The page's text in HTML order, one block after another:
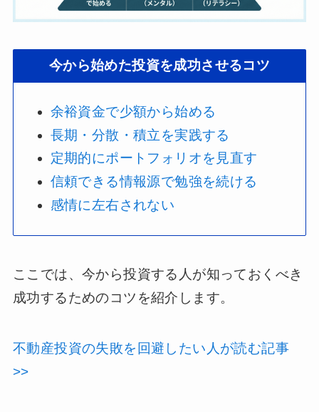
今から始めた投資を成功させるコツ
余裕資金で少額から始める
長期・分散・積立を実践する
定期的にポートフォリオを見直す
信頼できる情報源で勉強を続ける
感情に左右されない
ここでは、今から投資する人が知っておくべき
成功するためのコツを紹介します。
不動産投資の失敗を回避したい人が読む記事
>>